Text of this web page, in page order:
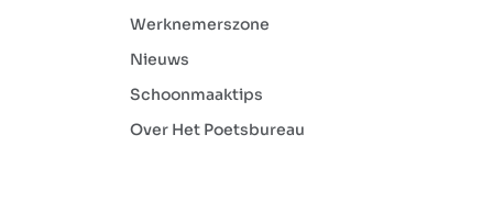
Werknemerszone
Nieuws
Schoonmaaktips
Over Het Poetsbureau